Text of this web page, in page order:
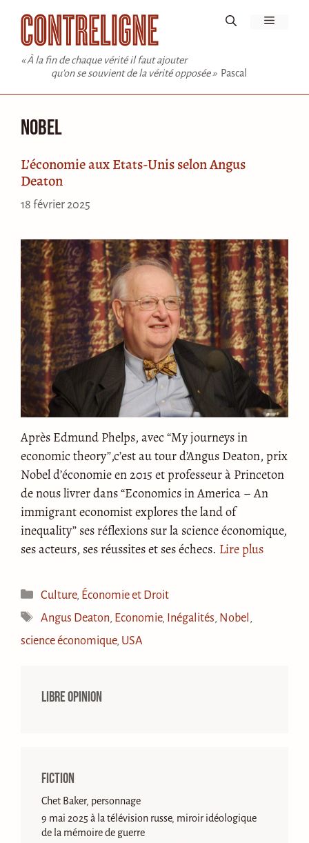
contenu
« À la fin de chaque vérité il faut ajouter
qu'on se souvient de la vérité opposée » Pascal
Menu
Nobel
L’économie aux Etats-Unis selon Angus
Deaton
18 février 2025
Après Edmund Phelps, avec “My journeys in
economic theory”,c’est au tour d’Angus Deaton, prix
Nobel d’économie en 2015 et professeur à Princeton
de nous livrer dans “Economics in America – An
immigrant economist explores the land of
inequality” ses réflexions sur la science économique,
ses acteurs, ses réussites et ses échecs. Lire plus
Catégories
Culture, Économie et Droit
Étiquettes
Angus Deaton Economie, Inégalités Nobel
science économique, USA
Libre opinion
Fiction
Chet Baker, personnage
9 mai 2025 à la télévision russe, miroir idéologique
de la mémoire de guerre